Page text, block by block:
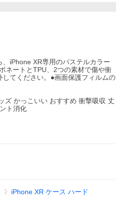
iPhone XR専用のパステルカラー
ネートとTPU、2つの素材で傷や衝
てください。●画面保護フィルムの
ズ かっこいい おすすめ 衝撃吸収 丈
ト消化
iPhone XR ケース ハード